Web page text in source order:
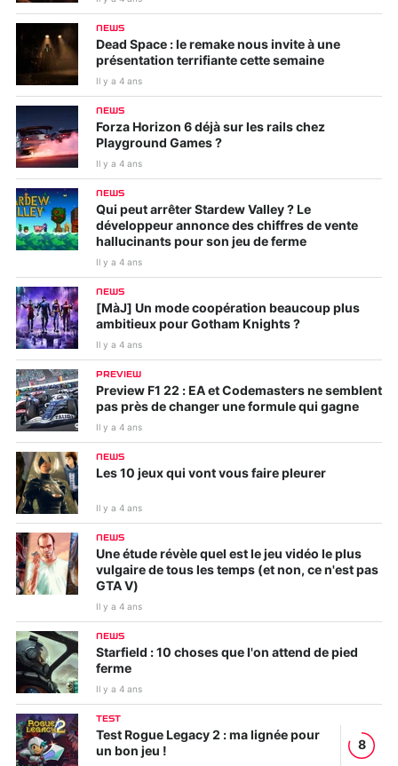
NEWS
Dead Space : le remake nous invite à une
présentation terrifiante cette semaine
Il y a 4 ans
NEWS
Forza Horizon 6 déjà sur les rails chez
Playground Games ?
Il y a 4 ans
NEWS
Qui peut arrêter Stardew Valley ? Le
développeur annonce des chiffres de vente
hallucinants pour son jeu de ferme
Il y a 4 ans
NEWS
[MàJ] Un mode coopération beaucoup plus
ambitieux pour Gotham Knights ?
Il y a 4 ans
PREVIEW
Preview F1 22 : EA et Codemasters ne semblent
pas près de changer une formule qui gagne
Il y a 4 ans
NEWS
Les 10 jeux qui vont vous faire pleurer
Il y a 4 ans
NEWS
Une étude révèle quel est le jeu vidéo le plus
vulgaire de tous les temps (et non, ce n'est pas
GTA V)
Il y a 4 ans
NEWS
Starfield : 10 choses que l'on attend de pied
ferme
Il y a 4 ans
TEST
Test Rogue Legacy 2 : ma lignée pour
un bon jeu !
8